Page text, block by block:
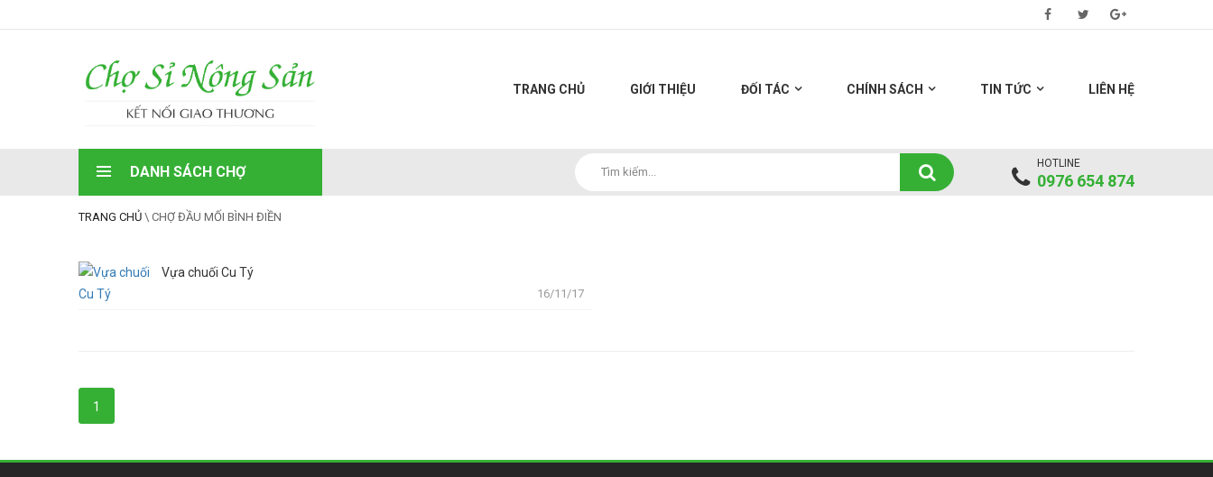
TRANG CHỦ GIỚI THIỆU ĐỐI TÁC CHÍNH SÁCH TIN TỨC LIÊN HỆ
DANH SÁCH CHỢ HOTLINE
0976 654 874
TRANG CHỦ \ CHỢ ĐẦU MỐI BÌNH ĐIỀN
Vựa chuối Cu Tý
16/11/17
1